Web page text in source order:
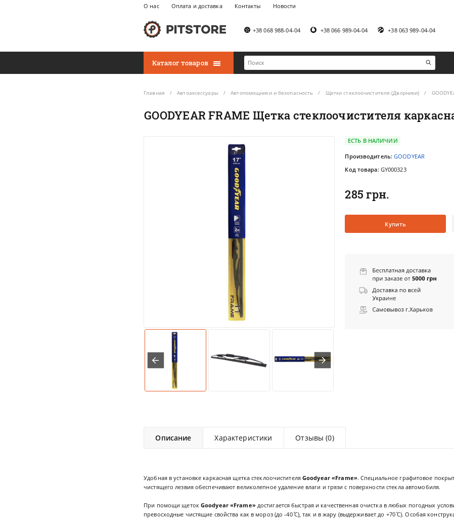
О нас Оплата и доставка Контакты Новости
+38 068 988-04-04 +38 066 989-04-04 +38 063 989-04-04
Каталог товаров
Главная Автоаксессуары Автопомощники и безопасность Щетки стеклоочистителя (Дворники)
GOODYEAR FRAME Щетка стеклоочистителя
ЕСТЬ В НАЛИЧИИ
Производитель:GOODYEAR
Код товара: GY000323
285 грн.
Купить
Описание Характеристики Отзывы (0)
Удобная в установке каркасная щетка стеклоочистителяGoodyear «Frame». Специальное графитовое
чистящего лезвия обеспечивают великолепное удаление влаги и грязи с поверхности стекла автомобиля.
При помощи щетокGoodyear «Frame»достигается быстрая и качественная очистка в любых погодных
превосходные чистящие свойства как в мороз (до -40 ̊С), так и в жару (выдерживает до +70 ̊С). Особая